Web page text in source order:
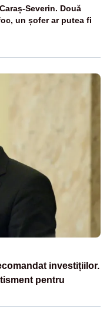
Severin. Două
un șofer ar putea fi
investițiilor.
pentru